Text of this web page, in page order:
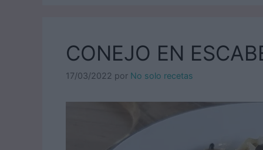
CONEJO EN
17/03/2022 por No solo recetas